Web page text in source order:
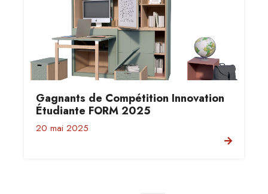
Gagnants de Compétition Innovation
Étudiante FORM 2025
20 mai 2025